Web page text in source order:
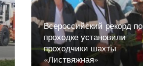
Всероссийский рекорд по
проходке установили
проходчики шахты
«Листвяжная»